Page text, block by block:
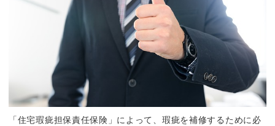
「住宅瑕疵担保責任保険」によって、瑕疵を補修するために必